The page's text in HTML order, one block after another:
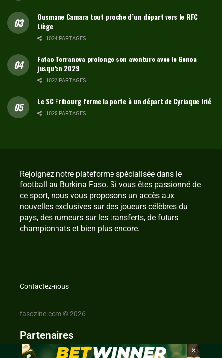
Ousmane Camara tout proche d’un départ vers le RFC
Liège
1024 PARTAGES
Fatao Terranova prolonge son aventure avec le Genoa
jusqu’en 2029
1022 PARTAGES
Le SC Fribourg ferme la porte à un départ de Cyriaque Irié
1025 PARTAGES
Rejoignez notre plateforme spécialisée dans le
football au Burkina Faso. Si vous êtes passionné de
ce sport, nous vous proposons un accès aux
nouvelles exclusives sur des joueurs célèbres du
pays, des rumeurs sur les transferts, de futurs
championnats et bien plus encore.
Contactez-nous
fasozine.com © 2026
Partenaires
IvoireZine.com
×